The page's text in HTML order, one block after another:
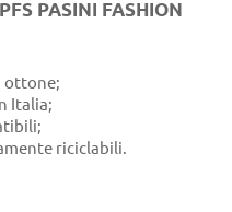
PASINI FASHION
ottone;
Italia;
riciclabili.